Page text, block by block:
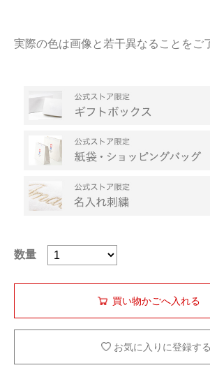
実際の色は画像と若干異なることをご
数量
お気に入りに登録する